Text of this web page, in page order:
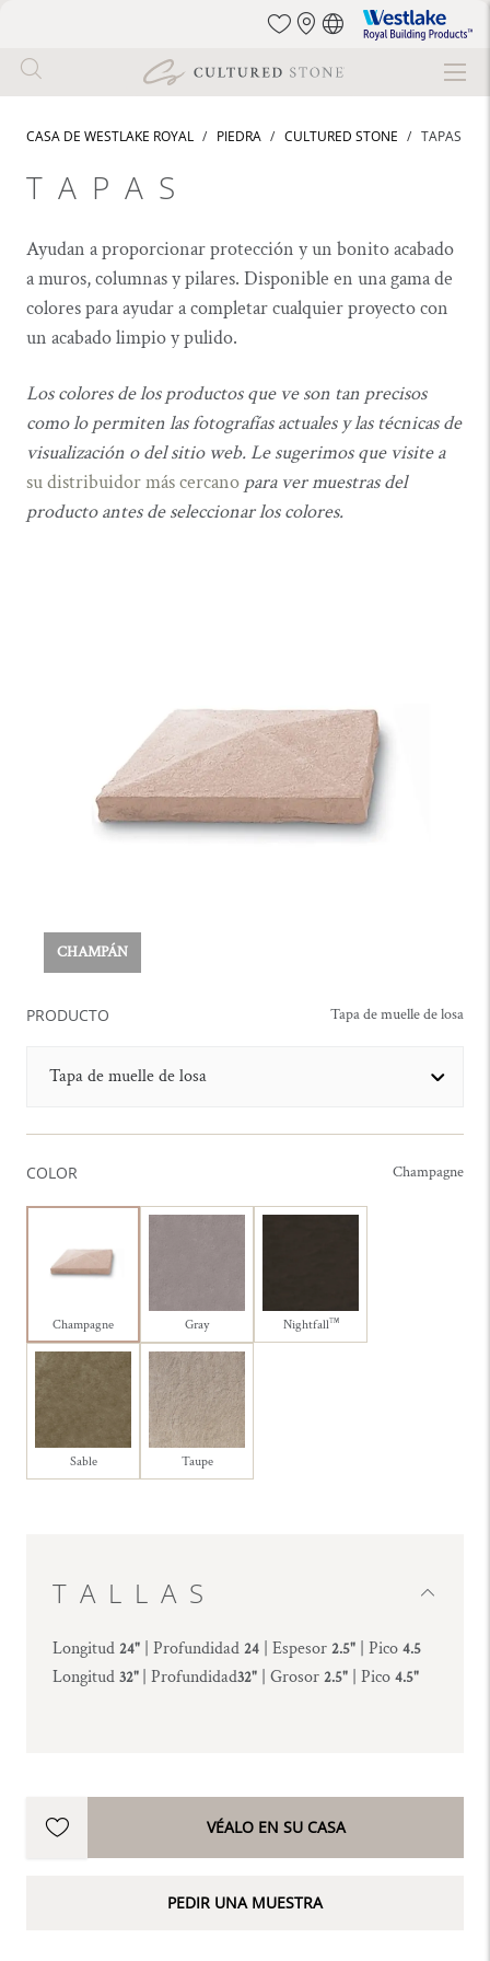
contenido
principal
Westlake
Royal
CASA DE WESTLAKE ROYAL PIEDRA CULTURED STONE TAPAS
TAPAS
Ayudan a proporcionar protección y un bonito acabado
a muros, columnas y pilares. Disponible en una gama de
colores para ayudar a completar cualquier proyecto con
un acabado limpio y pulido.
Los colores de los productos que ve son tan precisos
como lo permiten las fotografías actuales y las técnicas de
visualización o del sitio web. Le sugerimos que visite a
su distribuidor más cercano para ver muestras del
producto antes de seleccionar los colores.
CHAMPÁN
PRODUCTO Tapa de muelle de losa
Tapa de muelle de losa
COLOR Champagne
Champagne Gray Nightfall™
Sable Taupe
TALLAS
Longitud 24" | Profundidad 24 | Espesor 2.5" | Pico 4.5
Longitud 32" | Profundidad32" | Grosor 2.5" | Pico 4.5"
VÉALO EN SU CASA
PEDIR UNA MUESTRA